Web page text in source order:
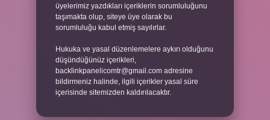
üyelerimiz yazdıkları içeriklerin sorumluluğunu
taşımakta olup, siteye üye olarak bu
sorumluluğu kabul etmiş sayılırlar.
Hukuka ve yasal düzenlemelere aykırı olduğunu
düşündüğünüz içerikleri,
backlinkpanelicomtr@gmail.com adresine
bildirmeniz halinde, ilgili içerikler yasal süre
içerisinde sitemizden kaldırılacaktır.